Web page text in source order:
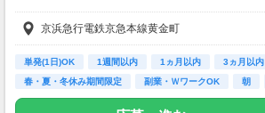
【給与支払】
月1回
【交通費】
別途一部支給
――――――――――――――――――
《 給与詳細 》
勤務できる日数によって時給が異なります。
[1]週1日＆1日4h～OK（単発可）
京浜急行電鉄京急本線黄金町
単発(1日)OK 1週間以内 1ヵ月以内 3ヵ月以内
春・夏・冬休み期間限定
副業・ＷワークOK 朝